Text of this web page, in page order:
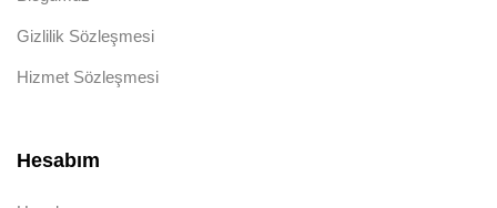
Gizlilik Sözleşmesi
Hizmet Sözleşmesi
Hesabım